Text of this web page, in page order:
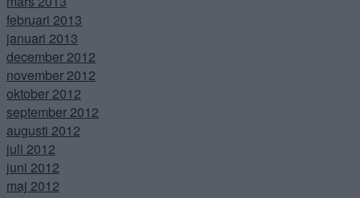
februari 2013
januari 2013
december 2012
november 2012
oktober 2012
september 2012
augusti 2012
juli 2012
juni 2012
maj 2012